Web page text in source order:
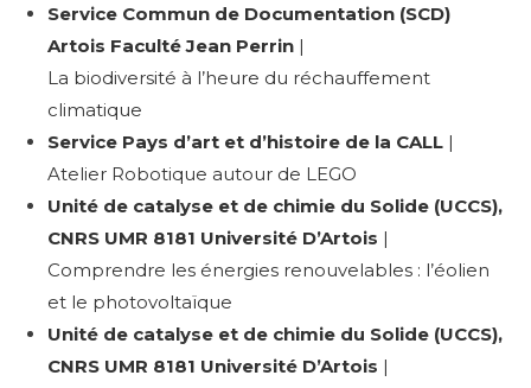
Service Commun de Documentation (SCD)
Artois Faculté Jean Perrin |
La biodiversité à l’heure du réchauffement
climatique
Service Pays d’art et d’histoire de la CALL |
Atelier Robotique autour de LEGO
Unité de catalyse et de chimie du Solide (UCCS),
CNRS UMR 8181 Université D’Artois |
Comprendre les énergies renouvelables : l’éolien
et le photovoltaïque
Unité de catalyse et de chimie du Solide (UCCS),
CNRS UMR 8181 Université D’Artois |